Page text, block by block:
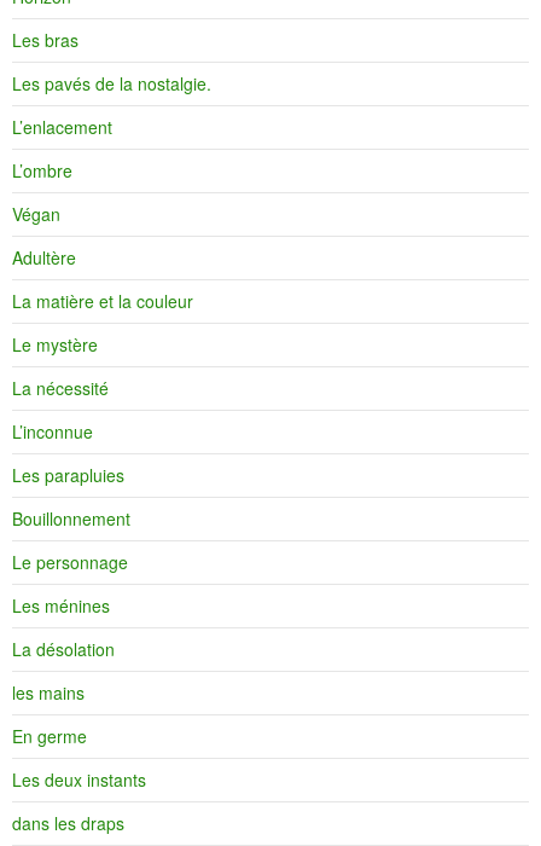
Les bras
Les pavés de la nostalgie.
L’enlacement
L’ombre
Végan
Adultère
La matière et la couleur
Le mystère
La nécessité
L’inconnue
Les parapluies
Bouillonnement
Le personnage
Les ménines
La désolation
les mains
En germe
Les deux instants
dans les draps